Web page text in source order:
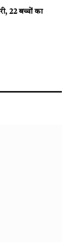
22 बच्चों का